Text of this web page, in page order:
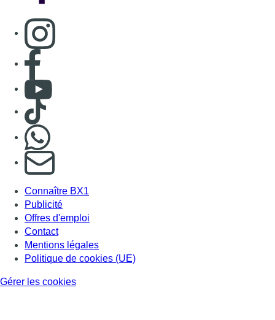
Consulter page Instagram
Consulter page Facebook
Consulter Youtube
Consulter TikTok
S'abonner à notre newsletter
Connaître BX1
Publicité
Offres d'emploi
Contact
Mentions légales
Politique de cookies (UE)
Gérer les cookies